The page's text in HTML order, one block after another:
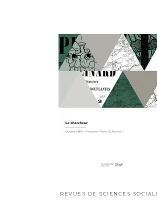
REVUES DE SCIENCES